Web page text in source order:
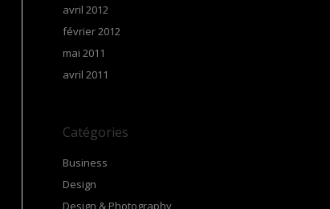
avril 2012
février 2012
mai 2011
avril 2011
Catégories
Business
Design
Design & Photography